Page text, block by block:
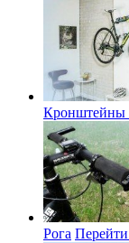
Кронштейны
Рога Перейти